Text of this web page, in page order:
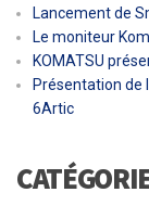
Lancement de
Le moniteur
KOMATSU
Présentation de
6Artic